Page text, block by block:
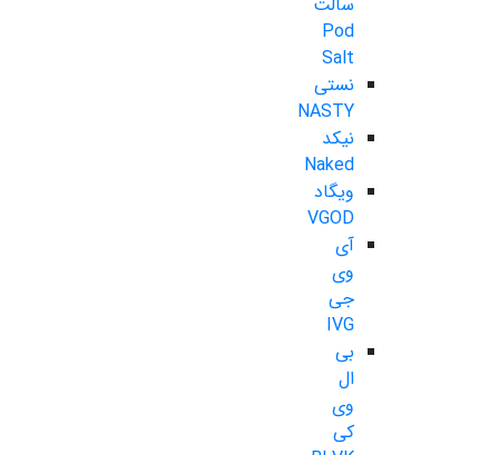
Pod
Salt
نستی
NASTY
نیکد
Naked
ویگاد
VGOD
آی
وی
جی
IVG
بی
ال
وی
کی